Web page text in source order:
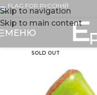
Skip to navigation
Skip to main content
МЕНЮ
SOLD OUT